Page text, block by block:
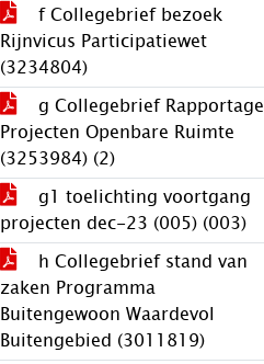
f Collegebrief bezoek
Rijnvicus Participatiewet
(3234804)
g Collegebrief Rapportage
Projecten Openbare Ruimte
(3253984) (2)
g1 toelichting voortgang
projecten dec-23 (005) (003)
h Collegebrief stand van
zaken Programma
Buitengewoon Waardevol
Buitengebied (3011819)